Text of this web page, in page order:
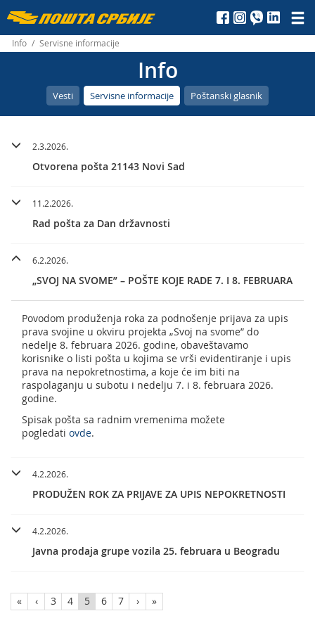
Пошта
Србије
д.о.о.
Info / Servisne informacije
Info
Vesti Servisne informacije Poštanski glasnik
2.3.2026.
Otvorena pošta 21143 Novi Sad
11.2.2026.
Rad pošta za Dan državnosti
6.2.2026.
„SVOJ NA SVOME” – POŠTE KOJE RADE 7. I 8. FEBRUARA
Povodom produženja roka za podnošenje prijava za upis
prava svojine u okviru projekta „Svoj na svome” do
nedelje 8. februara 2026. godine, obaveštavamo
korisnike o listi pošta u kojima se vrši evidentiranje i upis
prava na nepokretnostima, a koje će im biti na
raspolaganju u subotu i nedelju 7. i 8. februara 2026.
godine.
Spisak pošta sa radnim vremenima možete
pogledati ovde.
4.2.2026.
PRODUŽEN ROK ZA PRIJAVE ZA UPIS NEPOKRETNOSTI
4.2.2026.
Javna prodaja grupe vozila 25. februara u Beogradu
« ‹ 3 4 5 6 7 › »